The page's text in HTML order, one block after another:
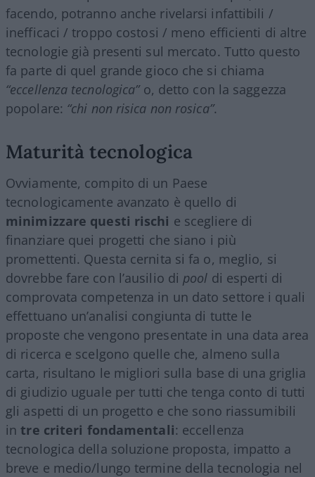
facendo, potranno anche rivelarsi infattibili /
inefficaci / troppo costosi / meno efficienti di altre
tecnologie già presenti sul mercato. Tutto questo
fa parte di quel grande gioco che si chiama
“eccellenza tecnologica”o, detto con la saggezza
popolare: “chi non risica non rosica”.
Maturità tecnologica
Ovviamente, compito di un Paese
tecnologicamente avanzato è quello di
minimizzare questi rischi e scegliere di
finanziare quei progetti che siano i più
promettenti. Questa cernita si fa o, meglio, si
dovrebbe fare con l’ausilio di pool di esperti di
comprovata competenza in un dato settore i quali
effettuano un’analisi congiunta di tutte le
proposte che vengono presentate in una data area
di ricerca e scelgono quelle che, almeno sulla
carta, risultano le migliori sulla base di una griglia
di giudizio uguale per tutti che tenga conto di tutti
gli aspetti di un progetto e che sono riassumibili
intre criteri fondamentali: eccellenza
tecnologica della soluzione proposta, impatto a
breve e medio/lungo termine della tecnologia nel